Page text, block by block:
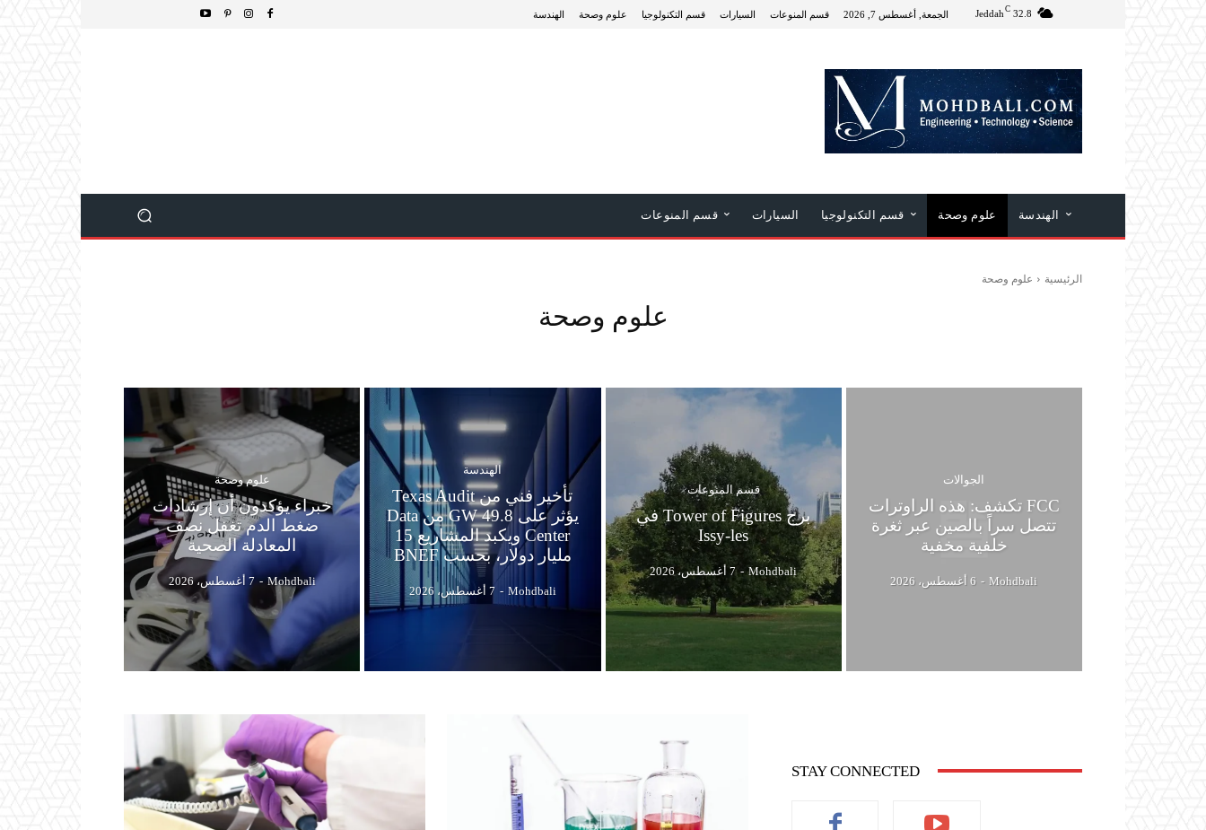
32.8
C
Jeddah الجمعة, أغسطس 7, 2026 الهندسة علوم وصحة قسم التكنولوجيا السيارات قسم المنوعات
الهندسة علوم وصحة قسم التكنولوجيا السيارات قسم المنوعات
الرئيسية علوم وصحة
علوم وصحة
علوم وصحة
خبراء يؤكدون أن إرشادات
ضغط الدم تغفل نصف
المعادلة الصحية
Mohdbali
- 7 أغسطس، 2026
الهندسة
تأخير فني من Texas Audit
يؤثر على 49.8 GW من Data
Center ويكبد المشاريع 15
مليار دولار، بحسب BNEF
Mohdbali
- 7 أغسطس، 2026
قسم المنوعات
برج Tower of Figures في
Issy-les
Mohdbali
- 7 أغسطس، 2026
الجوالات
FCC تكشف: هذه الراوترات
تتصل سراً بالصين عبر ثغرة
خلفية مخفية
Mohdbali
- 6 أغسطس، 2026
STAY CONNECTED